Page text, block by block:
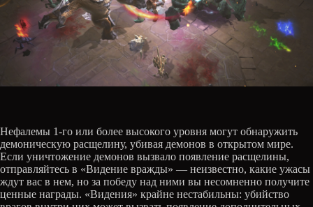
Нефалемы 1-го или более высокого уровня могут обнаружить
демоническую расщелину, убивая демонов в открытом мире.
Если уничтожение демонов вызвало появление расщелины,
отправляйтесь в «Видение вражды» — неизвестно, какие ужасы
ждут вас в нем, но за победу над ними вы несомненно получите
ценные награды. «Видения» крайне нестабильны: убийство